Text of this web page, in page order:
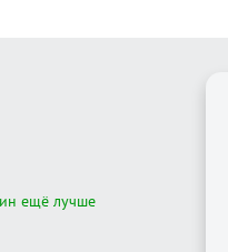
ещё лучше